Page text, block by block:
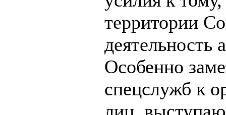
территории
деятельность
Особенно
спецслужб к